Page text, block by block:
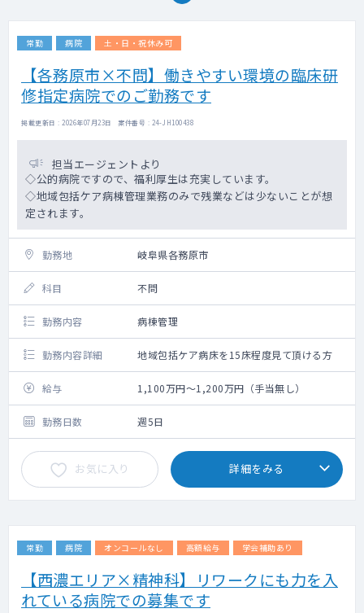
常勤 病院 土・日・祝休み可
【各務原市×不問】働きやすい環境の臨床研
修指定病院でのご勤務です
掲載更新日 : 2026年07月23日 案件番号 : 24-JH100438
担当エージェントより
◇公的病院ですので、福利厚生は充実しています。
◇地域包括ケア病棟管理業務のみで残業などは少ないことが想
定されます。
勤務地 岐阜県各務原市
科目 不問
勤務内容 病棟管理
勤務内容詳細 地域包括ケア病床を15床程度見て頂ける方
給与 1,100万円～1,200万円（手当無し）
勤務日数 週5日
お気に入り 詳細をみる
常勤 病院 オンコールなし 高額給与 学会補助あり
【西濃エリア×精神科】リワークにも力を入
れている病院での募集です